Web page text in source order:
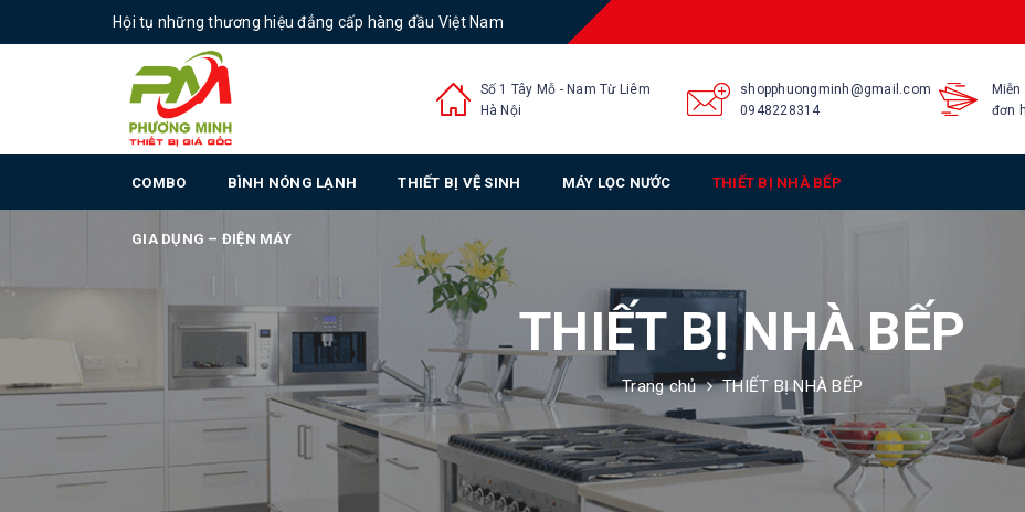
Hội tụ những thương hiệu đẳng cấp hàng đầu Việt Nam
Số 1 Tây Mỗ - Nam Từ Liêm
Hà Nội
shopphuongminh@gmail.com
0948228314
đơn
COMBO BÌNH NÓNG LẠNH THIẾT BỊ VỆ SINH MÁY LỌC NƯỚC THIẾT BỊ NHÀ BẾP
GIA DỤNG – ĐIỆN MÁY
THIẾT BỊ NHÀ BẾP
Trang chủ THIẾT BỊ NHÀ BẾP